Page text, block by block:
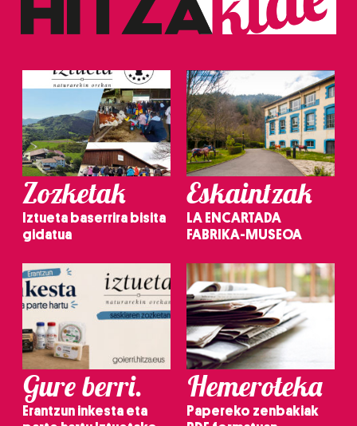
Zozketak
Iztueta baserrira bisita
gidatua
Eskaintzak
LA ENCARTADA
FABRIKA-MUSEOA
Gure berri.
Erantzun inkesta eta
Hemeroteka
Papereko zenbakiak